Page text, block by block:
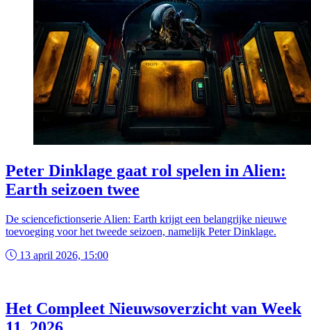
Peter Dinklage gaat rol spelen in Alien:
Earth seizoen twee
De sciencefictionserie Alien: Earth krijgt een belangrijke nieuwe
toevoeging voor het tweede seizoen, namelijk Peter Dinklage.
13 april 2026, 15:00
Het Compleet Nieuwsoverzicht van Week